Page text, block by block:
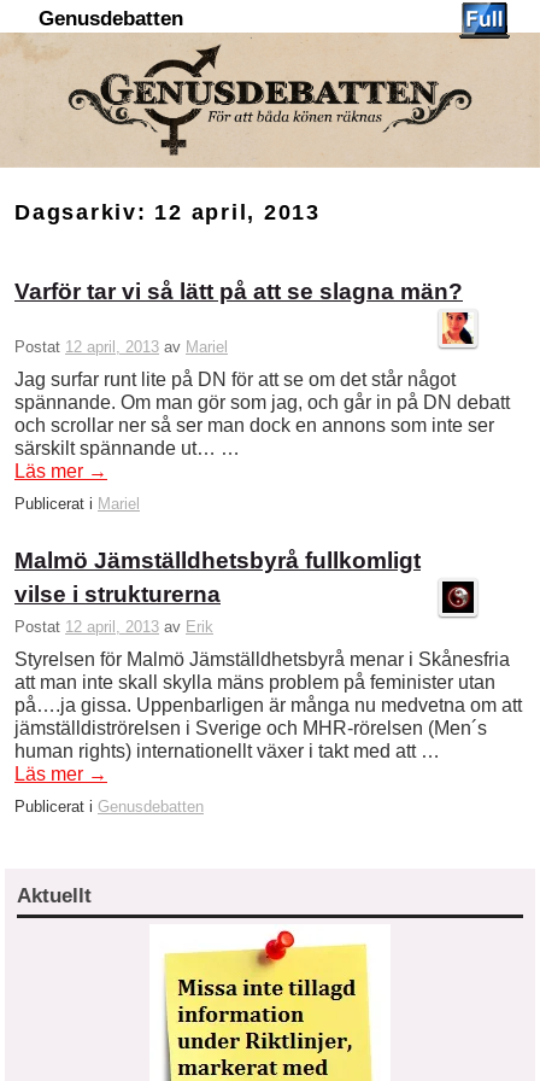
Genusdebatten
Dagsarkiv: 12 april, 2013
Varför tar vi så lätt på att se slagna män?
Postat 12 april, 2013 av Mariel
Jag surfar runt lite på DN för att se om det står något
spännande. Om man gör som jag, och går in på DN debatt
och scrollar ner så ser man dock en annons som inte ser
särskilt spännande ut… …
Läs mer →
Publicerat i Mariel
Malmö Jämställdhetsbyrå fullkomligt
vilse i strukturerna
Postat 12 april, 2013 av Erik
Styrelsen för Malmö Jämställdhetsbyrå menar i Skånesfria
att man inte skall skylla mäns problem på feminister utan
på….ja gissa. Uppenbarligen är många nu medvetna om att
jämställdiströrelsen i Sverige och MHR-rörelsen (Men´s
human rights) internationellt växer i takt med att …
Läs mer →
Publicerat i Genusdebatten
Aktuellt